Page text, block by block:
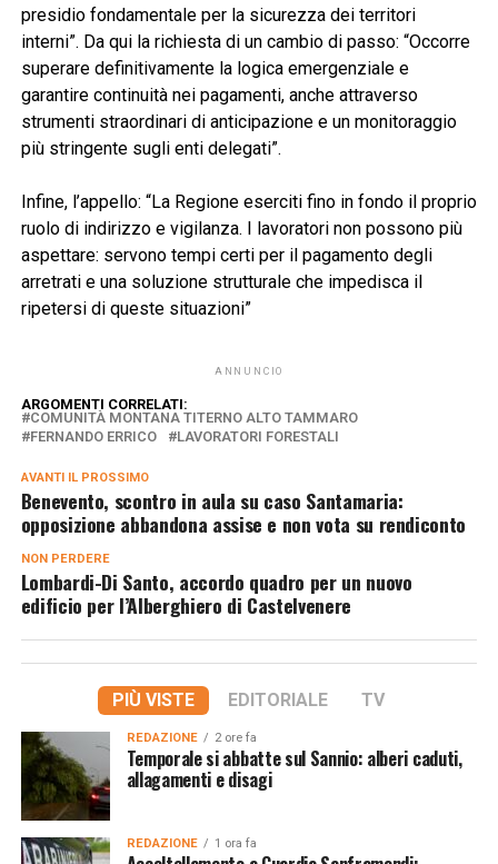
presidio fondamentale per la sicurezza dei territori
interni”. Da qui la richiesta di un cambio di passo: “Occorre
superare definitivamente la logica emergenziale e
garantire continuità nei pagamenti, anche attraverso
strumenti straordinari di anticipazione e un monitoraggio
più stringente sugli enti delegati”.
Infine, l’appello: “La Regione eserciti fino in fondo il proprio
ruolo di indirizzo e vigilanza. I lavoratori non possono più
aspettare: servono tempi certi per il pagamento degli
arretrati e una soluzione strutturale che impedisca il
ripetersi di queste situazioni”
ANNUNCIO
ARGOMENTI CORRELATI:
COMUNITÀ MONTANA TITERNO ALTO TAMMARO
FERNANDO ERRICO
LAVORATORI FORESTALI
AVANTI IL ​​PROSSIMO
Benevento, scontro in aula su caso Santamaria:
opposizione abbandona assise e non vota su rendiconto
NON PERDERE
Lombardi-Di Santo, accordo quadro per un nuovo
edificio per l’Alberghiero di Castelvenere
PIÙ VISTE EDITORIALE TV
REDAZIONE 2 ore fa
Temporale si abbatte sul Sannio: alberi caduti,
allagamenti e disagi
REDAZIONE 1 ora fa